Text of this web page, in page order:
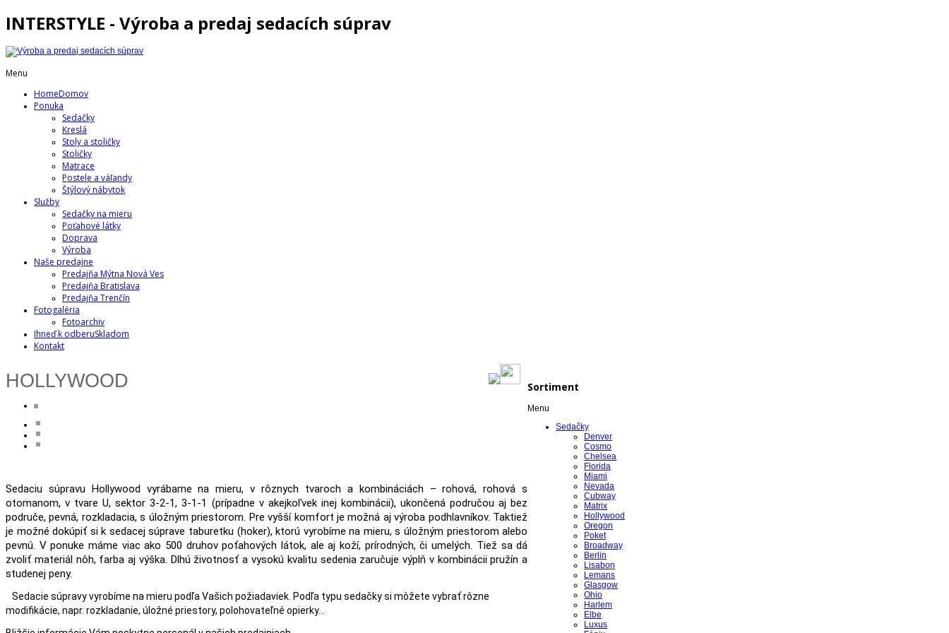
INTERSTYLE - Výroba a predaj sedacích súprav
Menu
HomeDomov
Ponuka
Sedačky
Kreslá
Stoly a stoličky
Stoličky
Matrace
Postele a váľandy
Štýlový nábytok
Služby
Sedačky na mieru
Poťahové látky
Doprava
Výroba
Naše predajne
Predajňa Mýtna Nová Ves
Predajňa Bratislava
Predajňa Trenčín
Fotogaléria
Fotoarchiv
Ihneď k odberuSkladom
Kontakt
HOLLYWOOD
Sedaciu súpravu Hollywood vyrábame na mieru, v rôznych tvaroch a kombináciách – rohová, rohová s
otomanom, v tvare U, sektor 3-2-1, 3-1-1 (prípadne v akejkoľvek inej kombinácii), ukončená područou aj bez
područe, pevná, rozkladacia, s úložným priestorom. Pre vyšší komfort je možná aj výroba podhlavníkov. Taktiež
je možné dokúpiť si k sedacej súprave taburetku (hoker), ktorú vyrobíme na mieru, s úložným priestorom alebo
pevnú. V ponuke máme viac ako 500 druhov poťahových látok, ale aj koží, prírodných, či umelých. Tiež sa dá
zvoliť materiál nôh, farba aj výška. Dlhú životnosť a vysokú kvalitu sedenia zaručuje výplň v kombinácii pružín a
studenej peny.
Sedacie súpravy vyrobíme na mieru podľa Vašich požiadaviek. Podľa typu sedačky si môžete vybrať rôzne
modifikácie, napr. rozkladanie, úložné priestory, polohovateľné opierky...
Sortiment
Menu
Sedačky
Denver
Cosmo
Chelsea
Florida
Miami
Nevada
Cubway
Matrix
Hollywood
Oregon
Poket
Broadway
Berlin
Lisabon
Lemans
Glasgow
Ohio
Harlem
Elbe
Luxus